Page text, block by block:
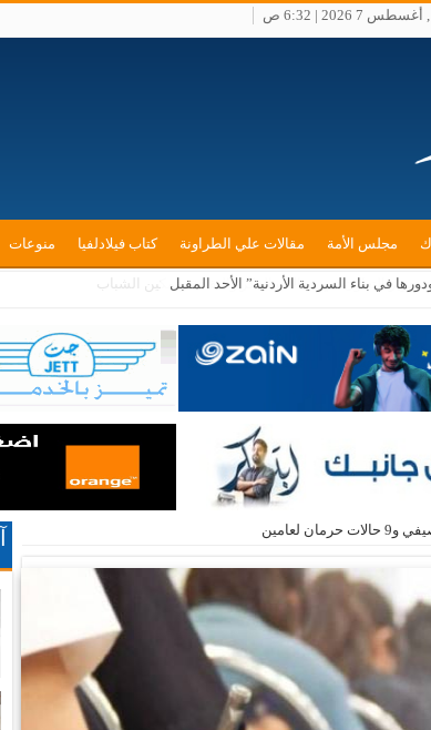
7 2026 | 6:32 ص
مجلس الأمة مقالات علي الطراونة كتاب فيلادلفيا منوعات
تعزيز التعاون في مجالات الفكر والثقافة وتمكين الشباب